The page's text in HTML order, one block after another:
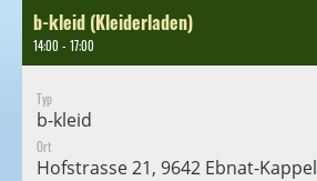
b-kleid (Kleiderladen)
14:00 - 17:00
Typ
b-kleid
Ort
Hofstrasse 21, 9642 Ebnat-Kappel